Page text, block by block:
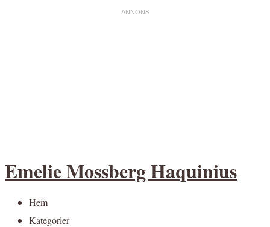
Emelie Mossberg Haquinius
Hem
Kategorier